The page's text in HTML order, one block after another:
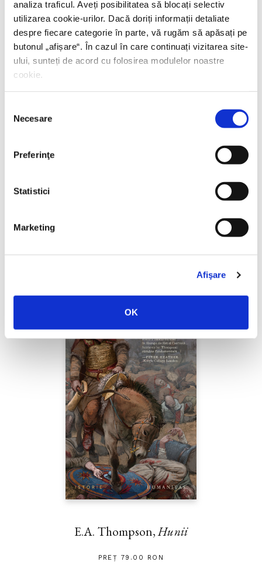
analiza traficul. Aveți posibilitatea să blocați selectiv
utilizarea cookie-urilor. Dacă doriți informații detaliate
despre fiecare categorie în parte, vă rugăm să apăsați pe
butonul „afișare“. În cazul în care continuați vizitarea site-
ului, sunteți de acord cu folosirea modulelor noastre
cookie.
consimțământului
Necesare
Preferinţe
Statistici
Marketing
Afişare
OK
Thierry Wolton, Lumea noastră orwelliană
PREȚ 49.00 RON
E.A. Thompson,Hunii
PREȚ 79.00 RON